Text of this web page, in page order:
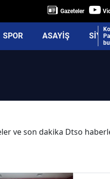
Gazeteler
SPOR ASAYİŞ
ve son dakika Dtso